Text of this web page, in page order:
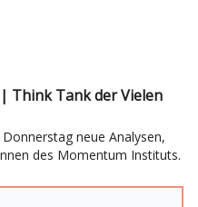
Think Tank der Vielen
neue Analysen,
des Momentum Instituts.